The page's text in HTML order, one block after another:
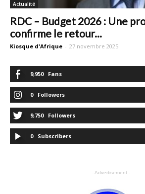
Actualité
RDC – Budget 2026 : Une
confirme le retour...
Kiosque d'Afrique - 27 novembre 2025
9,950 Fans
0 Followers
9,750 Followers
0 Subscribers
- Advertisement -